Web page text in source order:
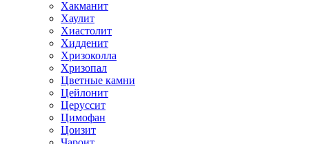
Хакманит
Хаулит
Хиастолит
Хидденит
Хризоколла
Хризопал
Цветные камни
Цейлонит
Церуссит
Цимофан
Цоизит